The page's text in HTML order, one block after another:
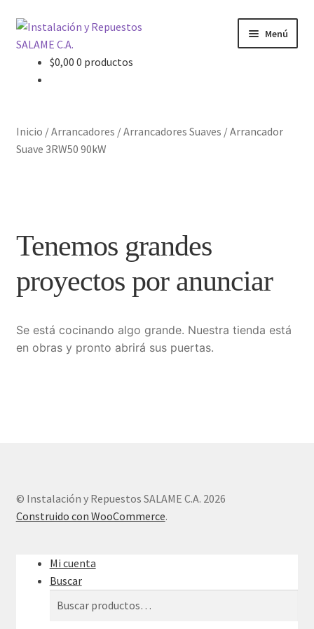
Ir
a
navegación
Ir
al
contenido
Menú
Contacto
Mi cuenta
Nosotros
Sample Page
$0,00 0 productos
Inicio /Arrancadores /Arrancadores Suaves /Arrancador
Suave 3RW50 90kW
Tenemos grandes
proyectos por anunciar
Se está cocinando algo grande. Nuestra tienda está
en obras y pronto abrirá sus puertas.
© Instalación y Repuestos SALAME C.A. 2026
Construido con WooCommerce.
Mi cuenta
Buscar